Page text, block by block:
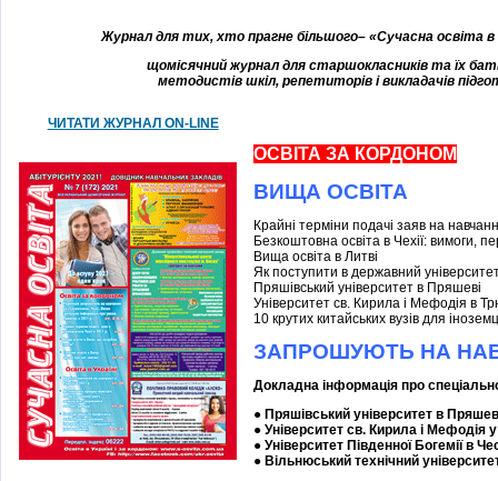
Журнал для тих, хто прагне більшого– «Сучасна освіта в
щомісячний журнал для старшокласників та їх
методистів шкіл, репетиторів і викладачів
ЧИТАТИ ЖУРНАЛ ON-LINE
ОСВІТА ЗА КОРДОНОМ
ВИЩА ОСВІТА
Крайні терміни подачі заяв на
Безкоштовна освіта в Чехії: вимоги,
Вища освіта в Литві
Як поступити в державний
Пряшівський університет в Пряшеві
Університет св. Кирила і Мефодія в
10 крутих китайських вузів для
ЗАПРОШУЮТЬ НА
Докладна інформація про
● Пряшівський університет в
●Університет св. Кирила і Мефодія
●Університет Південної Богемії в
● Вільнюський технічний